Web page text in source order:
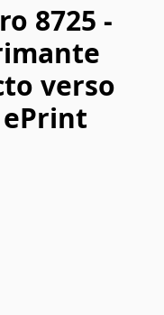
8725 -
verso
ePrint